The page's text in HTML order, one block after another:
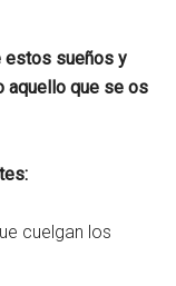
estos sueños y
aquello que se os
cuelgan los